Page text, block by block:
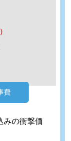
費
みの衝撃価